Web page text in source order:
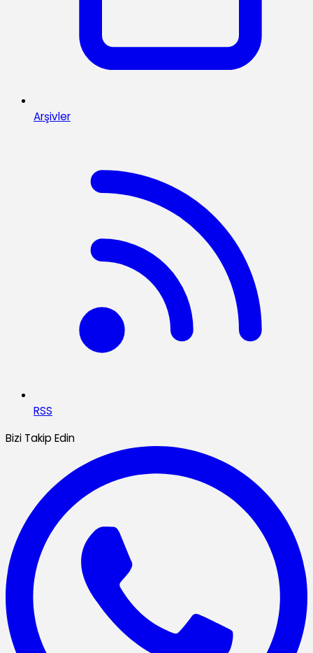
Arşivler
RSS
Bizi Takip Edin